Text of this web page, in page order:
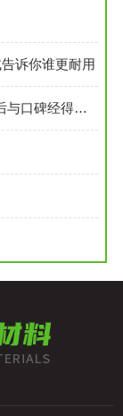
诉你谁更耐用
国标法兰毛坯采购必看：哪家厂家的售后与口碑经得起考验？